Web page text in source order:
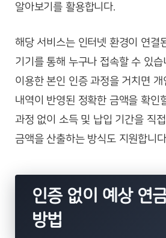
알아보기를 활용합니다.
해당 서비스는 인터넷 환경이 연결
기기를 통해 누구나 접속할 수 있
이용한 본인 인증 과정을 거치면
내역이 반영된 정확한 금액을 확인
과정 없이 소득 및 납입 기간을 직
금액을 산출하는 방식도 지원합니
인증 없이 예상 연
방법